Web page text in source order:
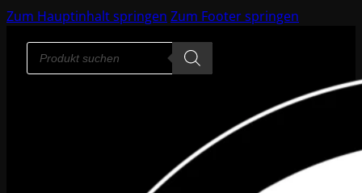
Zum Hauptinhalt springen Zum Footer springen
Products
search